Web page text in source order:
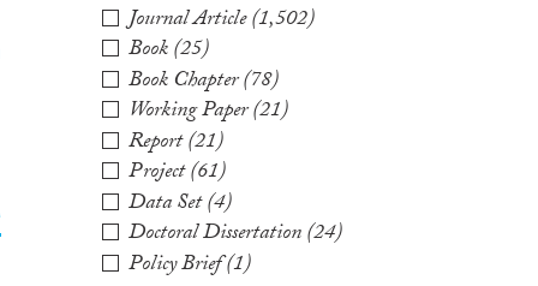
Journal Article(1,502)
Book(25)
Book Chapter(78)
Working Paper(21)
Report(21)
Project(61)
Data Set(4)
Doctoral Dissertation(24)
Policy Brief(1)